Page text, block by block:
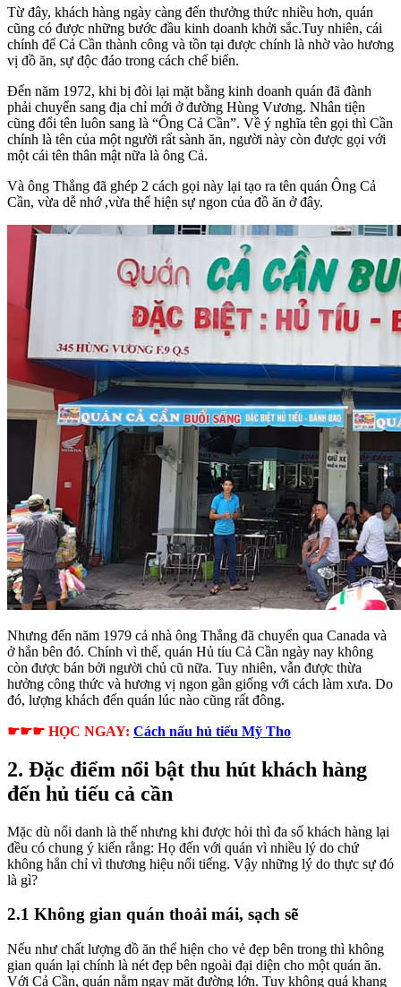
Từ đây, khách hàng ngày càng đến thưởng thức nhiều hơn, quán
cũng có được những bước đầu kinh doanh khởi sắc.Tuy nhiên, cái
chính để Cả Cần thành công và tồn tại được chính là nhờ vào hương
vị đồ ăn, sự độc đáo trong cách chế biến.
Đến năm 1972, khi bị đòi lại mặt bằng kinh doanh quán đã đành
phải chuyển sang địa chỉ mới ở đường Hùng Vương. Nhân tiện
cũng đổi tên luôn sang là “Ông Cả Cần”. Về ý nghĩa tên gọi thì Cần
chính là tên của một người rất sành ăn, người này còn được gọi với
một cái tên thân mật nữa là ông Cả.
Và ông Thắng đã ghép 2 cách gọi này lại tạo ra tên quán Ông Cả
Cần, vừa dễ nhớ ,vừa thể hiện sự ngon của đồ ăn ở đây.
Nhưng đến năm 1979 cả nhà ông Thắng đã chuyển qua Canada và
ở hẳn bên đó. Chính vì thế, quán Hủ tíu Cả Cần ngày nay không
còn được bán bởi người chủ cũ nữa. Tuy nhiên, vẫn được thừa
hưởng công thức và hương vị ngon gần giống với cách làm xưa. Do
đó, lượng khách đến quán lúc nào cũng rất đông.
☛☛☛ HỌC NGAY: Cách nấu hủ tiếu Mỹ Tho
2. Đặc điểm nổi bật thu hút khách hàng
đến hủ tiếu cả cần
Mặc dù nổi danh là thế nhưng khi được hỏi thì đa số khách hàng lại
đều có chung ý kiến rằng: Họ đến với quán vì nhiều lý do chứ
không hẳn chỉ vì thương hiệu nổi tiếng. Vậy những lý do thực sự đó
là gì?
2.1 Không gian quán thoải mái, sạch sẽ
Nếu như chất lượng đồ ăn thể hiện cho vẻ đẹp bên trong thì không
gian quán lại chính là nét đẹp bên ngoài đại diện cho một quán ăn.
Với Cả Cần, quán nằm ngay mặt đường lớn. Tuy không quá khang